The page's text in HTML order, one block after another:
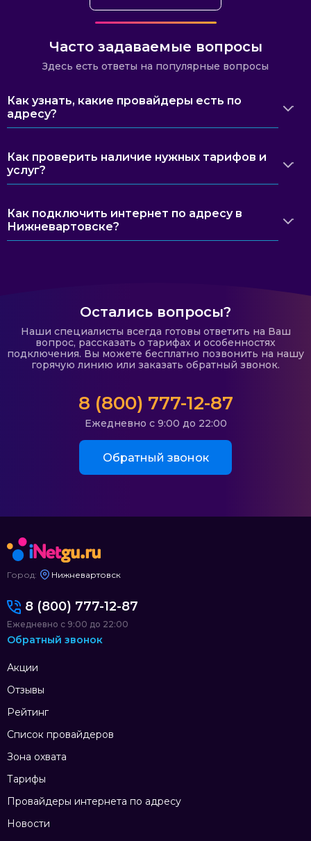
Часто задаваемые вопросы
Здесь есть ответы на популярные вопросы
Как узнать, какие провайдеры есть по
адресу?
Как проверить наличие нужных тарифов и
услуг?
Как подключить интернет по адресу в
Нижневартовске?
Остались вопросы?
Наши специалисты всегда готовы ответить на Ваш
вопрос, рассказать о тарифах и особенностях
подключения. Вы можете бесплатно позвонить на нашу
горячую линию или заказать обратный звонок.
8 (800) 777-12-87
Ежедневно с 9:00 до 22:00
Обратный звонок
Город: Нижневартовск
Акции
Отзывы
Рейтинг
Список провайдеров
Зона охвата
Тарифы
Провайдеры интернета по адресу
Новости
8 (800) 777-12-87
Ежедневно с 9:00 до 22:00
Обратный звонок